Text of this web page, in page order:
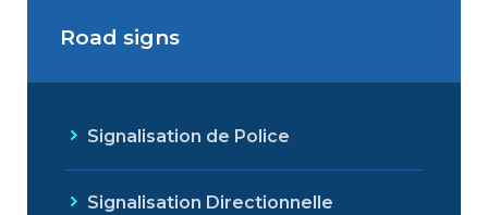
Road signs
Signalisation de Police
Signalisation Directionnelle